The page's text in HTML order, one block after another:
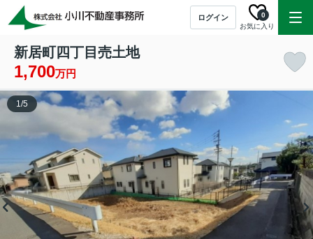
ログイン
お気に入り
0
新居町四丁目売土地
1,700万円
1/5